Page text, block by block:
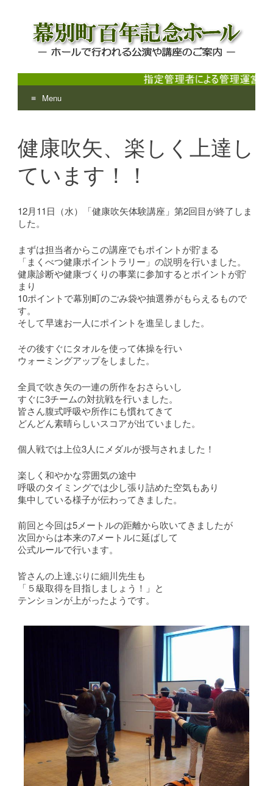
幕別町百年記念ホール
ホールで行われる公演や講座のご案内
Menu
content
健康吹矢、楽しく上達し
ています！！
12月11日（水）「健康吹矢体験講座」第2回目が終了しま
した。
まずは担当者からこの講座でもポイントが貯まる
「まくべつ健康ポイントラリー」の説明を行いました。
健康診断や健康づくりの事業に参加するとポイントが貯
まり
10ポイントで幕別町のごみ袋や抽選券がもらえるもので
す。
そして早速お一人にポイントを進呈しました。
その後すぐにタオルを使って体操を行い
ウォーミングアップをしました。
全員で吹き矢の一連の所作をおさらいし
すぐに3チームの対抗戦を行いました。
皆さん腹式呼吸や所作にも慣れてきて
どんどん素晴らしいスコアが出ていました。
個人戦では上位3人にメダルが授与されました！
楽しく和やかな雰囲気の途中
呼吸のタイミングでは少し張り詰めた空気もあり
集中している様子が伝わってきました。
前回と今回は5メートルの距離から吹いてきましたが
次回からは本来の7メートルに延ばして
公式ルールで行います。
皆さんの上達ぶりに細川先生も
「５級取得を目指しましょう！」と
テンションが上がったようです。